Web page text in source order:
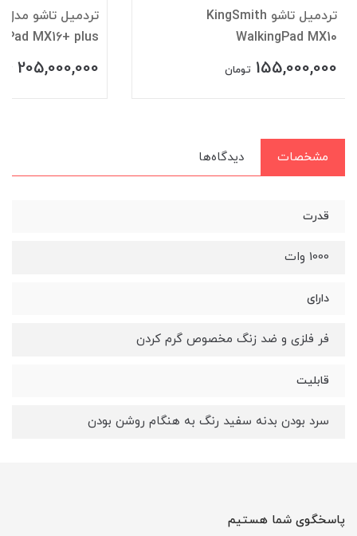
تردمیل تاشو KingSmith
WalkingPad MX10
155,000,000 تومان
MX16+ plus
205,000,000
مشخصات دیدگاه‌ها
قدرت
1000 وات
دارای
فر فلزی و ضد زنگ مخصوص گرم کردن
قابلیت
سرد بودن بدنه سفید رنگ به هنگام روشن بودن
پاسخگوی شما هستیم